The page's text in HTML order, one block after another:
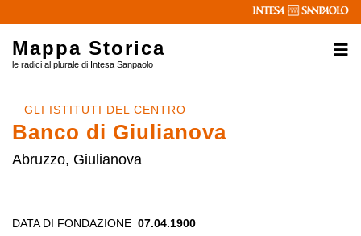
Mappa Storica
le radici al plurale di Intesa Sanpaolo
GLI ISTITUTI DEL CENTRO
Banco di Giulianova
Abruzzo, Giulianova
DATA DI FONDAZIONE 07.04.1900